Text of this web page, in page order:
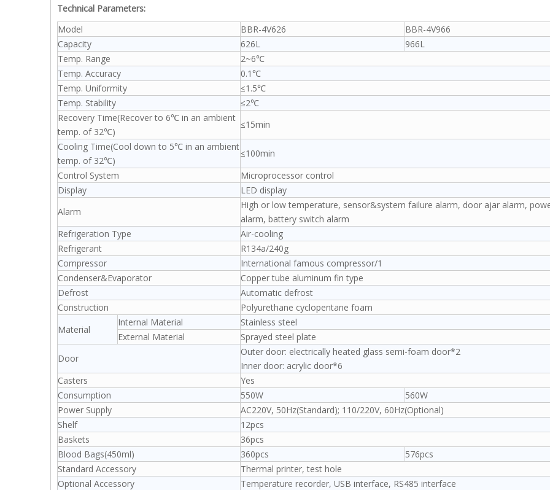
Technical Parameters:
Model
BBR-4V626
BBR-4V966
Capacity
626L
966L
Temp. Range
2~6℃
Temp. Accuracy
0.1℃
Temp. Uniformity
≤1.5℃
Temp. Stability
≤2℃
Recovery Time(Recover to 6℃ in an ambient
temp. of 32℃)
≤15min
Cooling Time(Cool down to 5℃ in an ambient
temp. of 32℃)
≤100min
Control System
Microprocessor control
Display
LED display
Alarm
High or low temperature, sensor&system failure alarm, door ajar alarm,
alarm, battery switch alarm
Refrigeration Type
Air-cooling
Refrigerant
R134a/240g
Compressor
International famous compressor/1
Condenser&Evaporator
Copper tube aluminum fin type
Defrost
Automatic defrost
Construction
Polyurethane cyclopentane foam
Material
Internal Material
Stainless steel
External Material
Sprayed steel plate
Door
Outer door: electrically heated glass semi-foam door*2
Inner door: acrylic door*6
Casters
Yes
Consumption
550W
560W
Power Supply
AC220V, 50Hz(Standard); 110/220V, 60Hz(Optional)
Shelf
12pcs
Baskets
36pcs
Blood Bags(450ml)
360pcs
576pcs
Standard Accessory
Thermal printer, test hole
Optional Accessory
Temperature recorder, USB interface, RS485 interface